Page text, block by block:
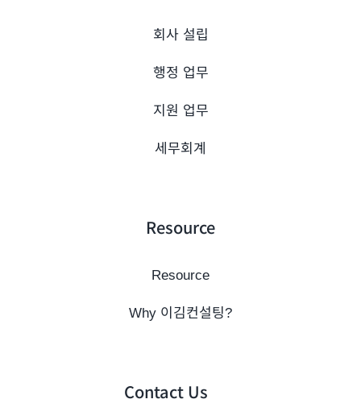
회사 설립
행정 업무
지원 업무
세무회계
Resource
Resource
Why 이김컨설팅?
Contact Us